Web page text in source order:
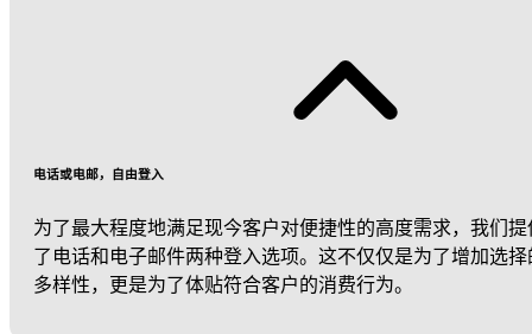
电话或电邮，自由登入
为了最大程度地满足现今客户对便捷性的高度需求，我们提
了电话和电子邮件两种登入选项。这不仅仅是为了增加选择
多样性，更是为了体贴符合客户的消费行为。